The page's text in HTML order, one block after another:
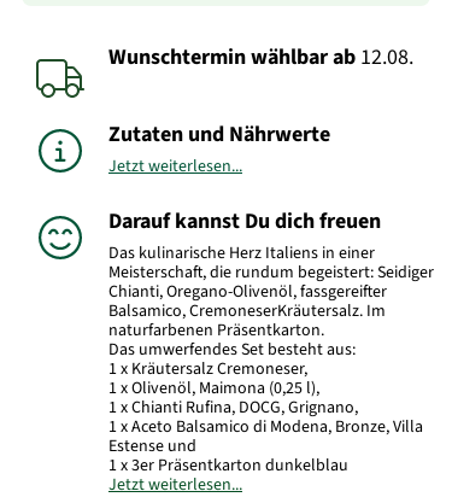
Wunschtermin wählbarab 12.08.
Zutaten und Nährwerte
Jetzt weiterlesen...
Darauf kannst Du dich freuen
Das kulinarische Herz Italiens in einer
Meisterschaft, die rundum begeistert: Seidiger
Chianti, Oregano-Olivenöl, fassgereifter
Balsamico, CremoneserKräutersalz. Im
naturfarbenen Präsentkarton.
Das umwerfendes Set besteht aus:
1 x Kräutersalz Cremoneser,
1 x Olivenöl, Maimona (0,25 l),
1 x Chianti Rufina, DOCG, Grignano,
1 x Aceto Balsamico di Modena, Bronze, Villa
Estense und
1 x 3er Präsentkarton dunkelblau
Jetzt weiterlesen...